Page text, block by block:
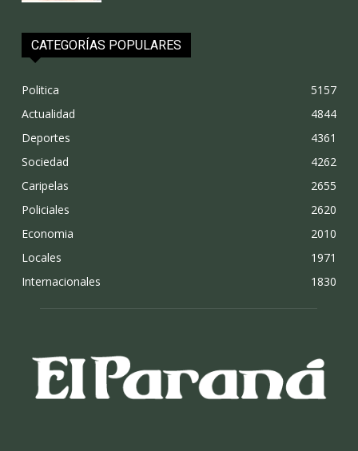
CATEGORÍAS POPULARES
Politica
5157
Actualidad
4844
Deportes
4361
Sociedad
4262
Caripelas
2655
Policiales
2620
Economia
2010
Locales
1971
Internacionales
1830